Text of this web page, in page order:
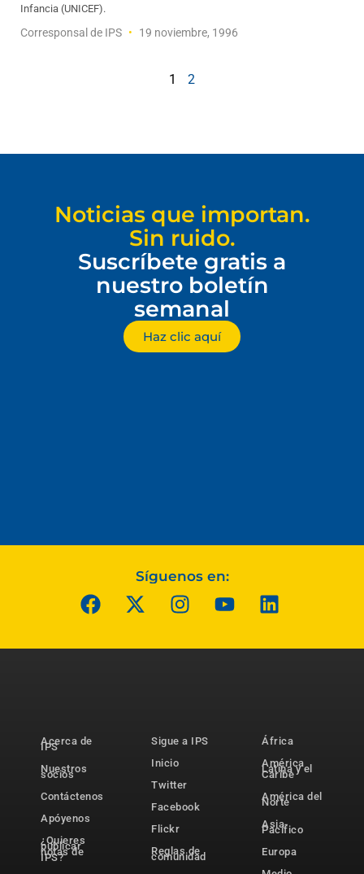
Infancia (UNICEF).
Corresponsal de IPS 19 noviembre, 1996
1 2
Noticias que importan.
Sin ruido.
Suscríbete gratis a
nuestro boletín
semanal
Haz clic aquí
Síguenos en:
Acerca de
IPS
Nuestros
socios
Contáctenos
Apóyenos
¿Quieres
publicar
notas de
IPS?
Sigue a IPS
Inicio
Twitter
Facebook
Flickr
Reglas de
comunidad
África
América
Latina y el
Caribe
América del
Norte
Asia-
Pacífico
Europa